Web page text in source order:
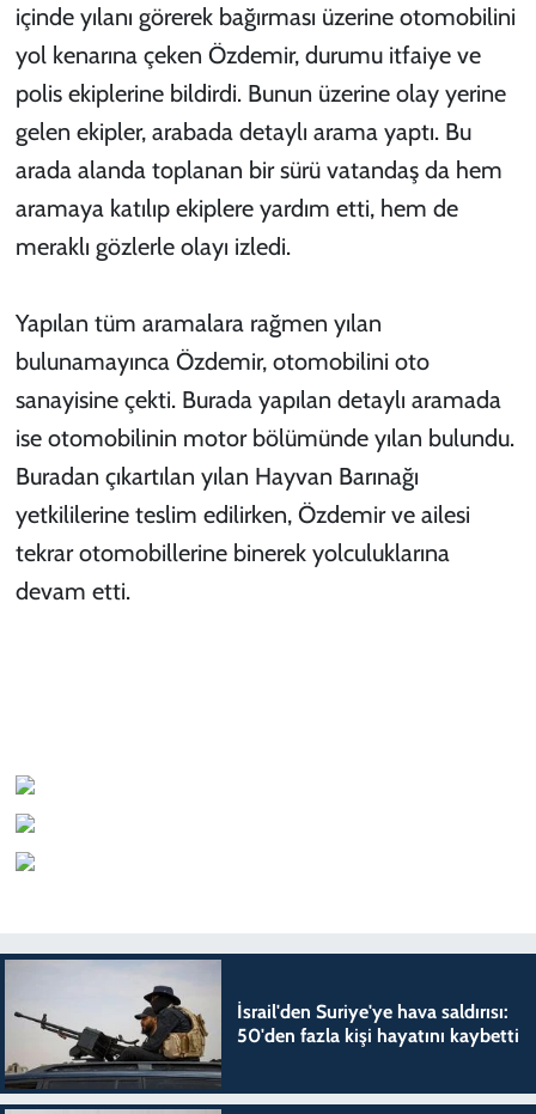
içinde yılanı görerek bağırması üzerine otomobilini
yol kenarına çeken Özdemir, durumu itfaiye ve
polis ekiplerine bildirdi. Bunun üzerine olay yerine
gelen ekipler, arabada detaylı arama yaptı. Bu
arada alanda toplanan bir sürü vatandaş da hem
aramaya katılıp ekiplere yardım etti, hem de
meraklı gözlerle olayı izledi.
Yapılan tüm aramalara rağmen yılan
bulunamayınca Özdemir, otomobilini oto
sanayisine çekti. Burada yapılan detaylı aramada
ise otomobilinin motor bölümünde yılan bulundu.
Buradan çıkartılan yılan Hayvan Barınağı
yetkililerine teslim edilirken, Özdemir ve ailesi
tekrar otomobillerine binerek yolculuklarına
devam etti.
İsrail'den Suriye'ye hava saldırısı:
50'den fazla kişi hayatını kaybetti